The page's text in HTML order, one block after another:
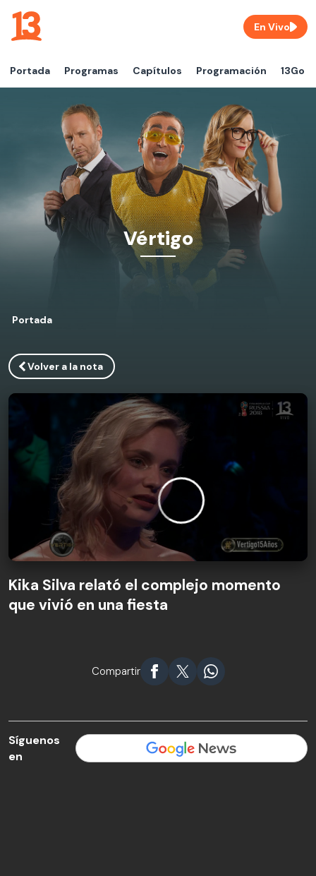
Portada Programas Capítulos Programación 13Go
En Vivo
Vértigo
Portada
Volver a la nota
Kika Silva relató el complejo momento
que vivió en una fiesta
Compartir
Síguenos
en